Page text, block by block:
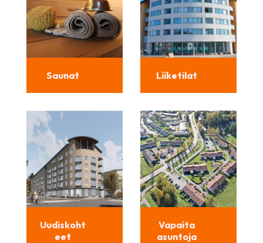
Saunat Liiketilat
Uudiskoht
eet
Vapaita
asuntoja